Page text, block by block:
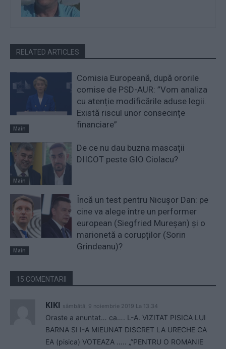
RELATED ARTICLES
Main
Comisia Europeană, după ororile
comise de PSD-AUR: ”Vom analiza
cu atenție modificările aduse legii.
Există riscul unor consecințe
financiare”
Main
De ce nu dau buzna mascații
DIICOT peste GIO Ciolacu?
Main
Încă un test pentru Nicușor Dan: pe
cine va alege între un performer
european (Siegfried Mureșan) și o
marionetă a corupților (Sorin
Grindeanu)?
15 COMENTARII
KIKI sâmbătă, 9 noiembrie 2019 La 13.34
Oraste a anuntat… ca…. L-A. VIZITAT PISICA LUI
BARNA SI I-A MIEUNAT DISCRET LA URECHE CA
EA (pisica) VOTEAZA ….. „”PENTRU O ROMANIE